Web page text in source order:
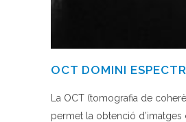
OCT DOMINI
La OCT (tomografia de
permet la obtenció d’imatges